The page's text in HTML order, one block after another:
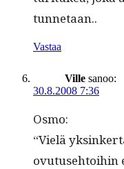
tunnetaan..
Vastaa
Ville sanoo:
30.8.2008 7:36
Osmo:
“Vielä
ovu­tuse­htoi­hin